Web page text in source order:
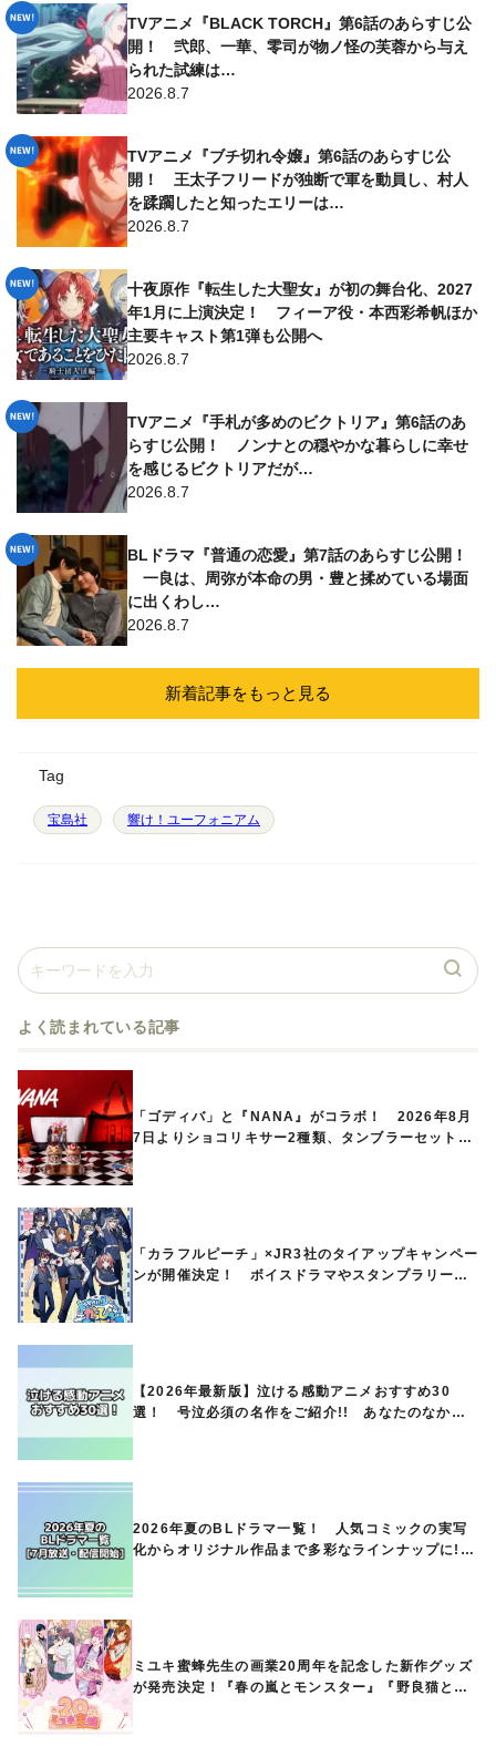
TVアニメ『BLACK TORCH』第6話のあらすじ公
開！ 弐郎、一華、零司が物ノ怪の芙蓉から与え
られた試練は…
2026.8.7
TVアニメ『ブチ切れ令嬢』第6話のあらすじ公
開！ 王太子フリードが独断で軍を動員し、村人
を蹂躙したと知ったエリーは…
2026.8.7
十夜原作『転生した大聖女』が初の舞台化、2027
年1月に上演決定！ フィーア役・本西彩希帆ほか
主要キャスト第1弾も公開へ
2026.8.7
TVアニメ『手札が多めのビクトリア』第6話のあ
らすじ公開！ ノンナとの穏やかな暮らしに幸せ
を感じるビクトリアだが…
2026.8.7
BLドラマ『普通の恋愛』第7話のあらすじ公開！
一良は、周弥が本命の男・豊と揉めている場面
に出くわし…
2026.8.7
新着記事をもっと見る
Tag
宝島社 響け！ユーフォニアム
よく読まれている記事
「ゴディバ」と『NANA』がコラボ！ 2026年8月
7日よりショコリキサー2種類、タンブラーセットな
「カラフルピーチ」×JR3社のタイアップキャンペー
ンが開催決定！ ボイスドラマやスタンプラリー、
【2026年最新版】泣ける感動アニメおすすめ30
選！ 号泣必須の名作をご紹介!! あなたのなかの
2026年夏のBLドラマ一覧！ 人気コミックの実写
化からオリジナル作品まで多彩なラインナップに!!
ミユキ蜜蜂先生の画業20周年を記念した新作グッズ
が発売決定！『春の嵐とモンスター』『野良猫と